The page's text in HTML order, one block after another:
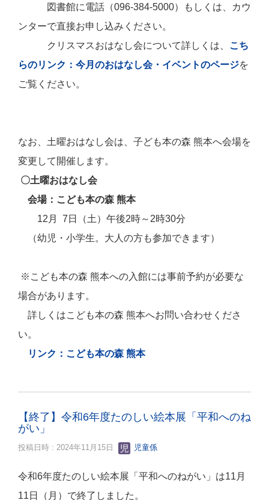
図書館に電話（096-384-5000）もしくは、カウ
ンターで直接お申し込みください。
クリスマスおはなし会について詳しくは、 こち
らのリンク：今月のおはなし会・イベントのページを
ご覧ください。
なお、土曜おはなし会は、子ども本の森 熊本へ会場を
変更して開催します。
〇土曜おはなし会
会場：こども本の森 熊本
12月
7日（土）午後2時～2時30分
（幼児・小学生。大人の方も参加できます）
※こども本の森 熊本への入館には事前予約が必要な
場合があります。
詳しくはこども本の森 熊本へお問い合わせくださ
い。
リンク：こども本の森 熊本
【終了】令和6年度たのしい絵本展「平和へのね
がい」
投稿日時 : 2024年11月15日 児童係
令和6年度たのしい絵本展「平和へのねがい」は11月
11日（月）で終了しました。